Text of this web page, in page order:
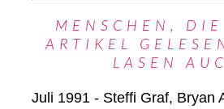
MENSCHEN,
ARTIKEL
LASEN
Juli 1991 - Steffi Graf, Bryan